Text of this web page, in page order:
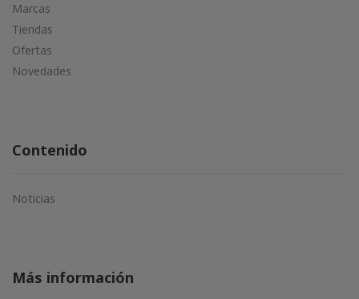
Marcas
Tiendas
Ofertas
Novedades
Contenido
Noticias
Más información